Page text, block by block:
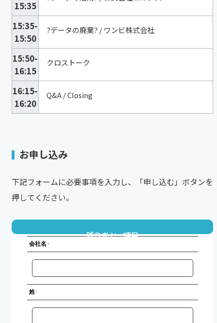
15:35
15:35-
15:50
?データの廃棄? / ワンビ株式会社
15:50-
16:15
クロストーク
16:15-
16:20
Q&A / Closing
お申し込み
下記フォームに必要事項を入力し、「申し込む」ボタンを
押してください。
残りあと 項目